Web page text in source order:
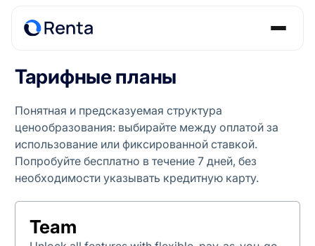
Тарифные планы
Понятная и предсказуемая структура
ценообразования: выбирайте между оплатой за
использование или фиксированной ставкой.
Попробуйте бесплатно в течение 7 дней, без
необходимости указывать кредитную карту.
Team